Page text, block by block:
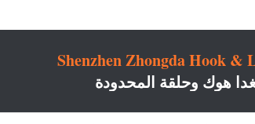
Shenzhen Zhongda Hook &
هوك وحلقة المحدودة